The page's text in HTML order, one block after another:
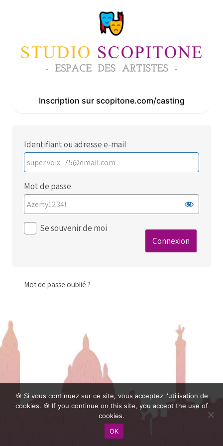
Inscription sur scopitone.com/casting
Identifiant ou adresse e-mail
Mot de passe
Se souvenir de moi
Mot de passe oublié ?
🍪 Si vous continuez sur ce site, vous acceptez l'utilisation de
cookies. 🍪 If you continue on this site, you accept the use of
cookies.
OK